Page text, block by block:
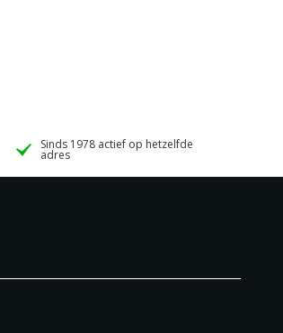
Sinds 1978 actief op hetzelfde
adres